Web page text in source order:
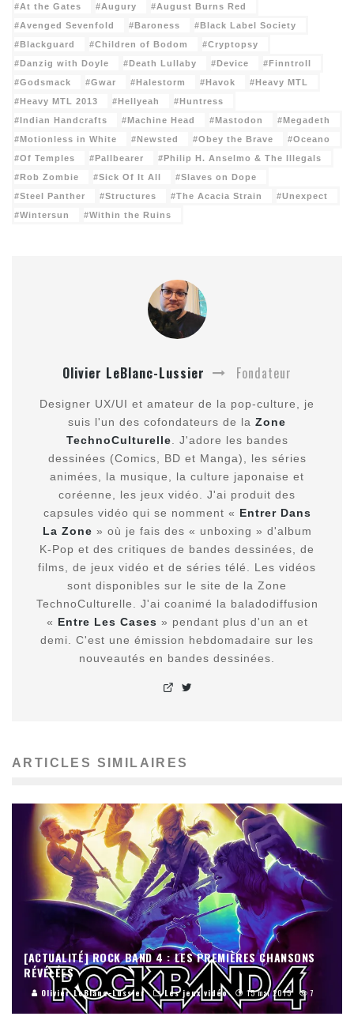
At the Gates Augury
August Burns Red
Avenged Sevenfold
Baroness
Black Label Society
Blackguard
Children of Bodom
Cryptopsy
Danzig with Doyle
Death Lullaby Device
Finntroll
Godsmack
Gwar Halestorm Havok
Heavy MTL
Heavy MTL 2013
Hellyeah
Huntress
Indian Handcrafts
Machine Head Mastodon
Megadeth
Motionless in White
Newsted Obey the Brave
Oceano
Of Temples
Pallbearer
Philip H. Anselmo & The Illegals
Rob Zombie
Sick Of It All
Slaves on Dope
Steel Panther
Structures The Acacia Strain
Unexpect
Wintersun
Within the Ruins
Olivier LeBlanc-Lussier Fondateur
Designer UX/UI et amateur de la pop-culture, je
suis l'un des cofondateurs de la Zone
TechnoCulturelle . J'adore les bandes
dessinées (Comics, BD et Manga), les séries
animées, la musique, la culture japonaise et
coréenne, les jeux vidéo. J'ai produit des
capsules vidéo qui se nomment « Entrer Dans
La Zone » où je fais des « unboxing » d'album
K-Pop et des critiques de bandes dessinées, de
films, de jeux vidéo et de séries télé. Les vidéos
sont disponibles sur le site de la Zone
TechnoCulturelle. J'ai coanimé la baladodiffusion
« Entre Les Cases » pendant plus d'un an et
demi. C'est une émission hebdomadaire sur les
nouveautés en bandes dessinées.
ARTICLES SIMILAIRES
[ACTUALITÉ] ROCK BAND 4 : LES PREMIÈRES CHANSONS
RÉVÉLÉES
Olivier LeBlanc-Lussier Les jeux vidéo 15 mai 2015 7